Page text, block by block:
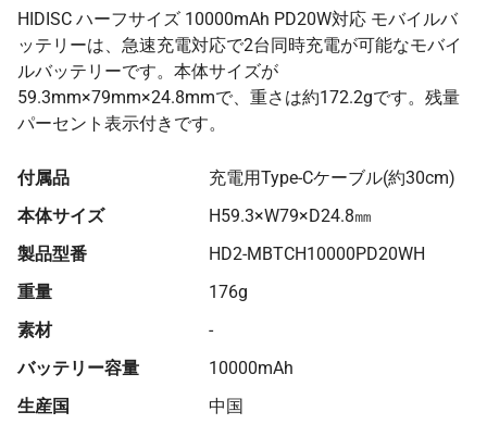
HIDISC ハーフサイズ 10000mAh PD20W対応 モバイルバ
ッテリーは、急速充電対応で2台同時充電が可能なモバイ
ルバッテリーです。本体サイズが
59.3mm×79mm×24.8mmで、重さは約172.2gです。残量
パーセント表示付きです。
付属品
充電用Type-Cケーブル(約30cm)
本体サイズ
H59.3×W79×D24.8㎜
製品型番
HD2-MBTCH10000PD20WH
重量
176g
素材
-
バッテリー容量
10000mAh
生産国
中国